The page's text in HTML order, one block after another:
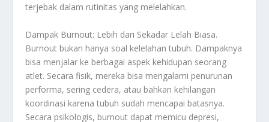
terjebak dalam rutinitas yang melelahkan.
Dampak Burnout: Lebih dari Sekadar Lelah Biasa.
Burnout bukan hanya soal kelelahan tubuh. Dampaknya
bisa menjalar ke berbagai aspek kehidupan seorang
atlet. Secara fisik, mereka bisa mengalami penurunan
performa, sering cedera, atau bahkan kehilangan
koordinasi karena tubuh sudah mencapai batasnya.
Secara psikologis, burnout dapat memicu depresi,